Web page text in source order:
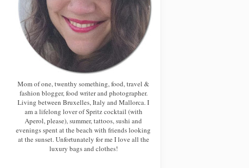
Mom of one, twenthy something, food, travel &
fashion blogger, food writer and photographer.
Living between Bruxelles, Italy and Mallorca. I
am a lifelong lover of Spritz cocktail (with
Aperol, please), summer, tattoos, sushi and
evenings spent at the beach with friends looking
at the sunset. Unfortunately for me I love all the
luxury bags and clothes!